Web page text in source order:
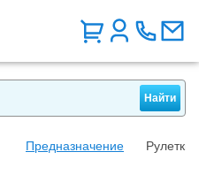
Предназначение Рулетки